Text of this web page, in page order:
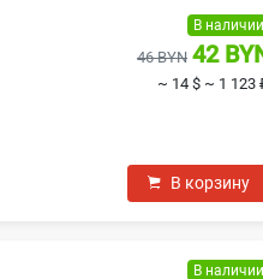
SEAT
ЗАЗ
В наличии
46 BYN 42
~ 14 $ ~ 1 123
В корзину
В наличии